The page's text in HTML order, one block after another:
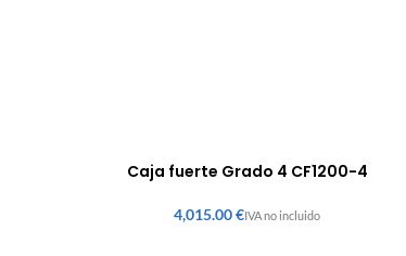
Caja fuerte Grado 4 CF1200-4
€